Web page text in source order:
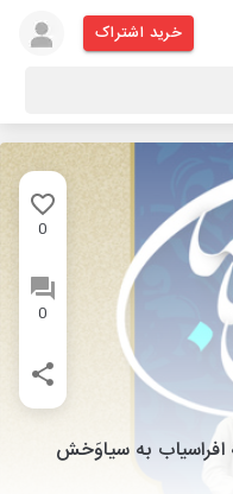
خرید اشتراک
0
0